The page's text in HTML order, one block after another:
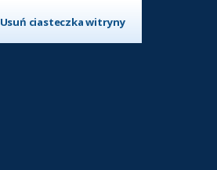
Usuń ciasteczka witryny